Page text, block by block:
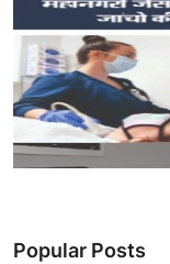
Popular Posts